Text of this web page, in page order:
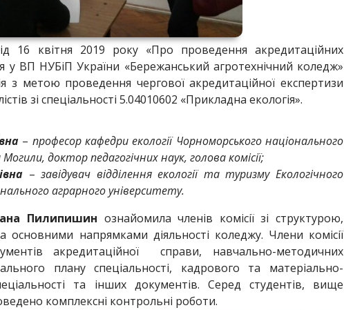
16 квітня 2019 року «Про проведення акредитаційних
у ВП НУБіП України «Бережанський агротехнічний коледж»
з метою проведення чергової акредитаційної експертизи
зі спеціальності 5.04010602 «Прикладна екологія».
– професор кафедри екології Чорноморського національного
доктор педагогічних наук, голова комісії;
–завідувач відділення екології та туризму Екологічного
аграрного університету.
Пилипишин ознайомила членів комісії зі структурою,
напрямками діяльності коледжу. Члени комісії
акредитаційної справи, навчально-методичних
плану спеціальності, кадрового та матеріально-
та інших документів. Серед студентів, вище
комплексні контрольні роботи.